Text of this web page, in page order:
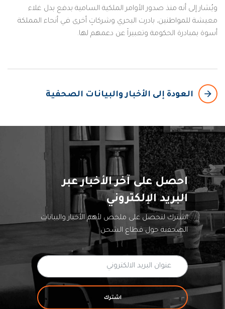
ويُشار إلى أنه منذ صدور الأوامر الملكية السامية بدفع بدل غلاء
معيشة للمواطنين، بادرت البحري وشركاتٍ أخرى في أنحاء المملكة
أسوة بمبادرة الحكومة وتعبيراً عن دعمهم لها.
arrow_backward
العودة إلى الأخبار والبيانات الصحفية
احصل على آخر الأخبار عبر
البريد الإلكتروني
اشترك لتحصل على ملخص لأهم الأخبار والبيانات
الصحفية حول قطاع الشحن
اشترك